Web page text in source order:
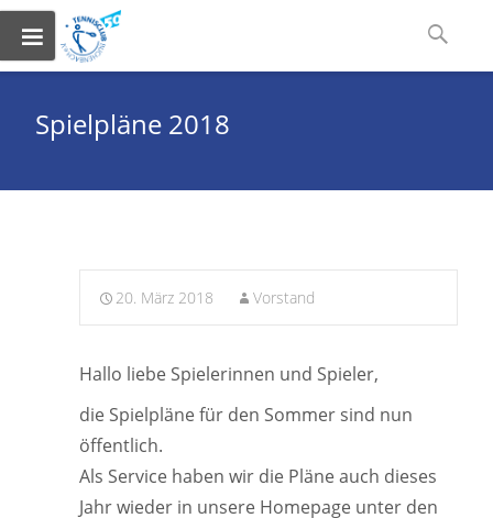
to
content
Suchen
Spielpläne 2018
20. März 2018 Vorstand
Hallo liebe Spielerinnen und Spieler,
die Spielpläne für den Sommer sind nun
öffentlich.
Als Service haben wir die Pläne auch dieses
Jahr wieder in unsere Homepage unter den